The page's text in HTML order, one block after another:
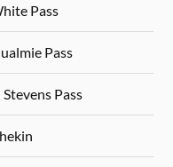
Pass
Pass
Pass